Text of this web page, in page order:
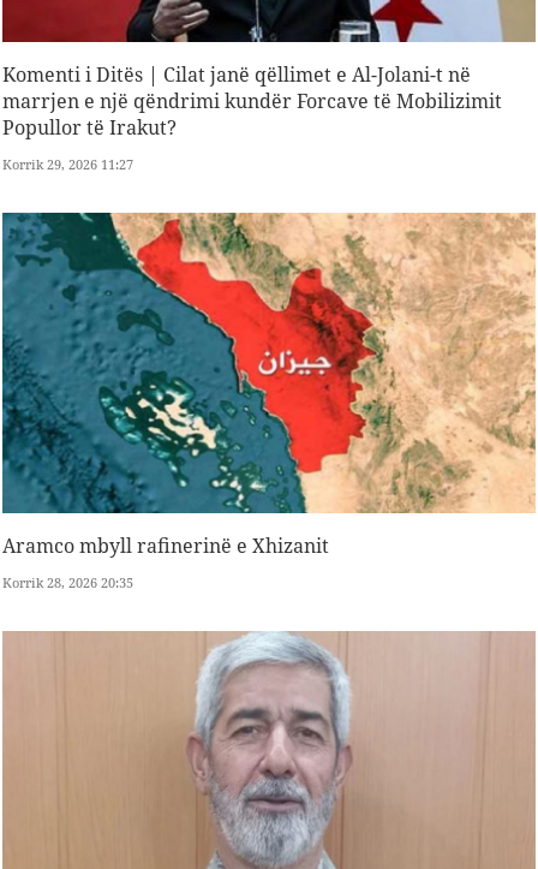
Komenti i Ditës | Cilat janë qëllimet e Al-Jolani-t në
marrjen e një qëndrimi kundër Forcave të Mobilizimit
Popullor të Irakut?
Korrik 29, 2026 11:27
Aramco mbyll rafinerinë e Xhizanit
Korrik 28, 2026 20:35